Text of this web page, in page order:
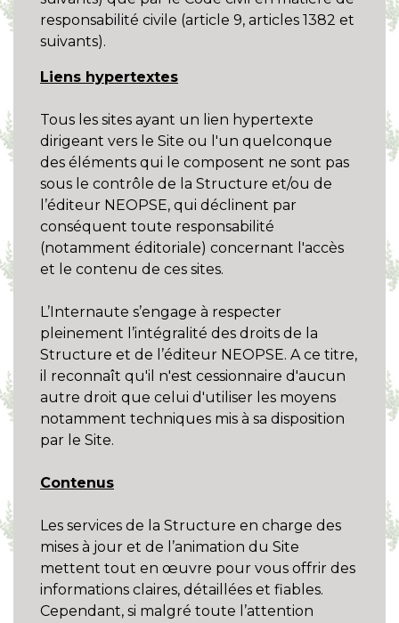
responsabilité civile (article 9, articles 1382 et
suivants).
Liens hypertextes
Tous les sites ayant un lien hypertexte
dirigeant vers le Site ou l'un quelconque
des éléments qui le composent ne sont pas
sous le contrôle de la Structure et/ou de
l’éditeur NEOPSE, qui déclinent par
conséquent toute responsabilité
(notamment éditoriale) concernant l'accès
et le contenu de ces sites.
L’Internaute s’engage à respecter
pleinement l’intégralité des droits de la
Structure et de l’éditeur NEOPSE. A ce titre,
il reconnaît qu'il n'est cessionnaire d'aucun
autre droit que celui d'utiliser les moyens
notamment techniques mis à sa disposition
par le Site.
Contenus
Les services de la Structure en charge des
mises à jour et de l’animation du Site
mettent tout en œuvre pour vous offrir des
informations claires, détaillées et fiables.
Cependant, si malgré toute l’attention